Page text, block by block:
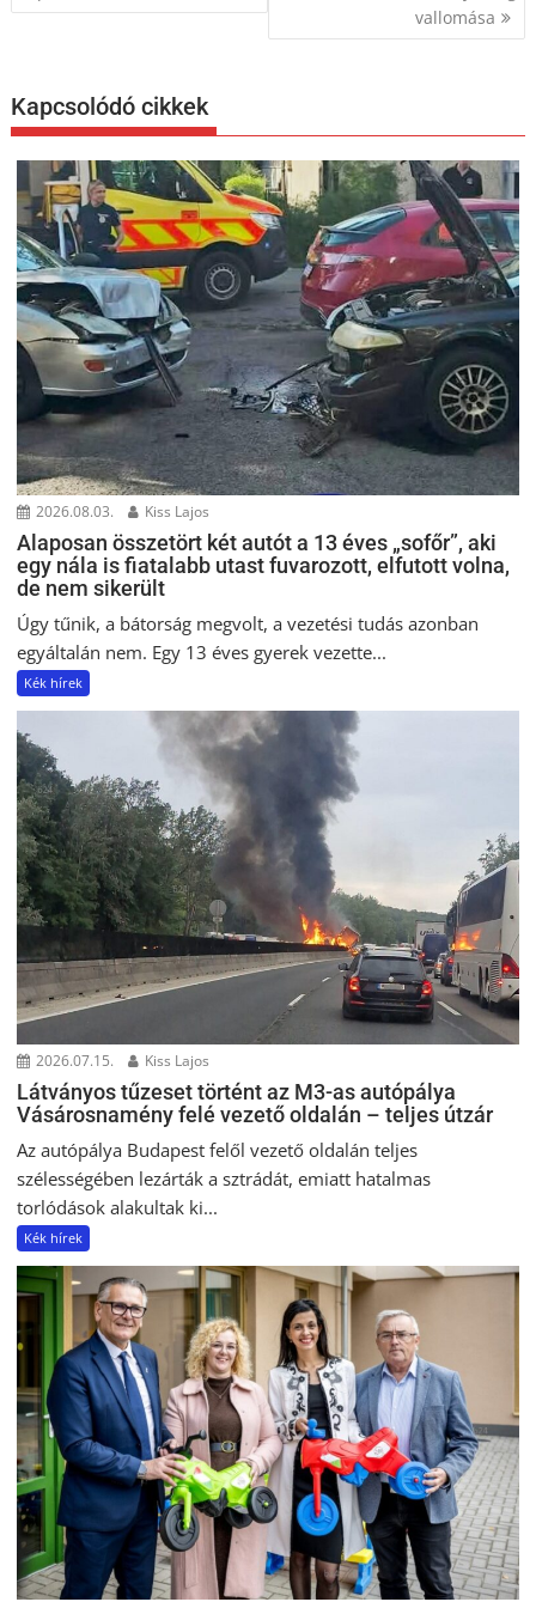
vallomása
Kapcsolódó cikkek
2026.08.03. Kiss Lajos
Alaposan összetört két autót a 13 éves „sofőr”, aki
egy nála is fiatalabb utast fuvarozott, elfutott volna,
de nem sikerült
Úgy tűnik, a bátorság megvolt, a vezetési tudás azonban
egyáltalán nem. Egy 13 éves gyerek vezette...
Kék hírek
2026.07.15. Kiss Lajos
Látványos tűzeset történt az M3-as autópálya
Vásárosnamény felé vezető oldalán – teljes útzár
Az autópálya Budapest felől vezető oldalán teljes
szélességében lezárták a sztrádát, emiatt hatalmas
torlódások alakultak ki...
Kék hírek